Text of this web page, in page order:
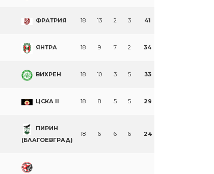
ФРАТРИЯ 18 13 2 3 41
ЯНТРА 18 9 7 2 34
ВИХРЕН 18 10 3 5 33
ЦСКА II 18 8 5 5 29
ПИРИН
(БЛАГОЕВГРАД)
18 6 6 6 24